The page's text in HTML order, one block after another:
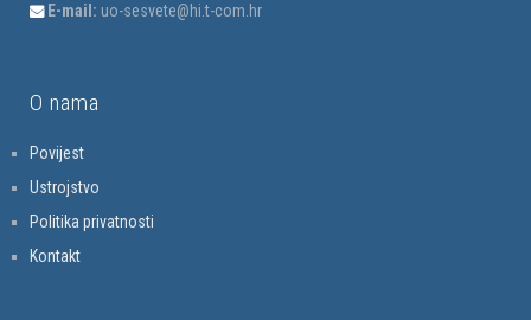
E-mail: uo-sesvete@hi.t-com.hr
O nama
Povijest
Ustrojstvo
Politika privatnosti
Kontakt